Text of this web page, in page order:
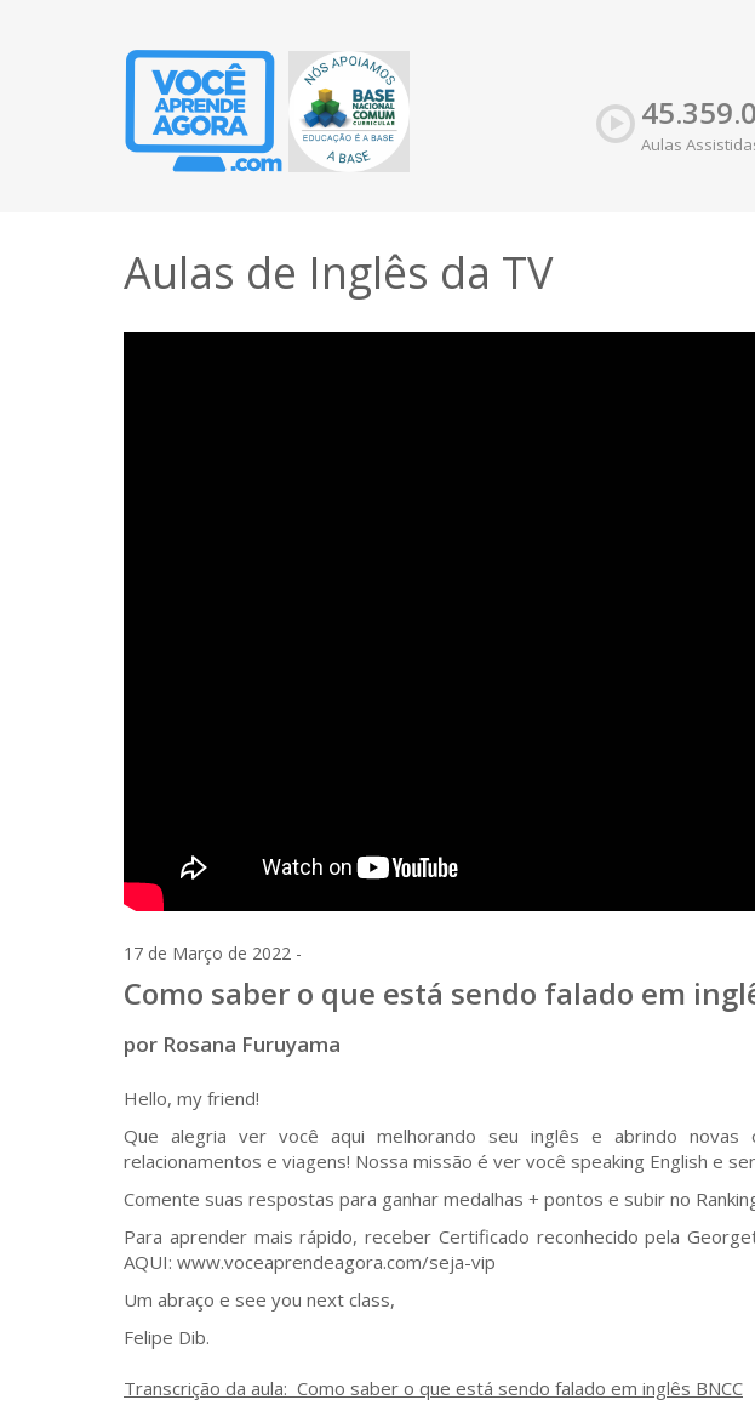
Aulas
Aulas de Inglês da TV
17 de Março de 2022 -
Como saber o que está sendo falado em
por Rosana Furuyama
Hello, my friend!
Que alegria ver você aqui melhorando seu inglês e abrindo novas
relacionamentos e viagens! Nossa missão é ver você speaking English e
Comente suas respostas para ganhar medalhas + pontos e subir no
Para aprender mais rápido, receber Certificado reconhecido pela
AQUI: www.voceaprendeagora.com/seja-vip
Um abraço e see you next class,
Felipe Dib.
Transcrição da aula: Como saber o que está sendo falado em inglês BNCC